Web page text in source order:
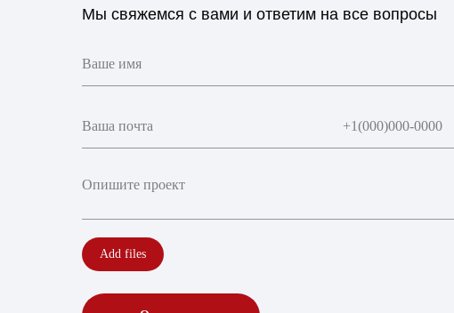
Мы свяжемся с вами и ответим на все вопросы
Add files